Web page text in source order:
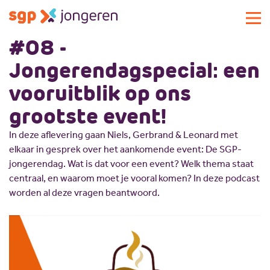
Actueel
Activiteiten
Standpunten
Lokale commissies
Doe mee
Doe mee
Lid worden
Doneren
Sponsoren
Magazines
Vacatures
Contact
Over SGP-jongeren
Over SGP-jongeren
Bestuur
Missie en visie
Geschiedenis
Landelijke SGP
Vrijwilligersplatform
#08 -
Jongerendagspecial: een
vooruitblik op ons
grootste event!
In deze aflevering gaan Niels, Gerbrand & Leonard met
elkaar in gesprek over het aankomende event: De SGP-
jongerendag. Wat is dat voor een event? Welk thema staat
centraal, en waarom moet je vooral komen? In deze podcast
worden al deze vragen beantwoord.